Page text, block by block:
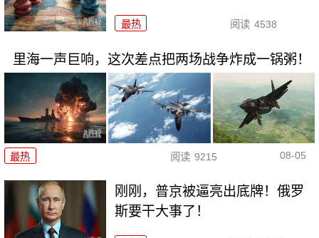
最热 阅读 4538
里海一声巨响，这次差点把两场战争炸成一锅粥！
最热 阅读 9215 08-05
刚刚，普京被逼亮出底牌！俄罗
斯要干大事了！